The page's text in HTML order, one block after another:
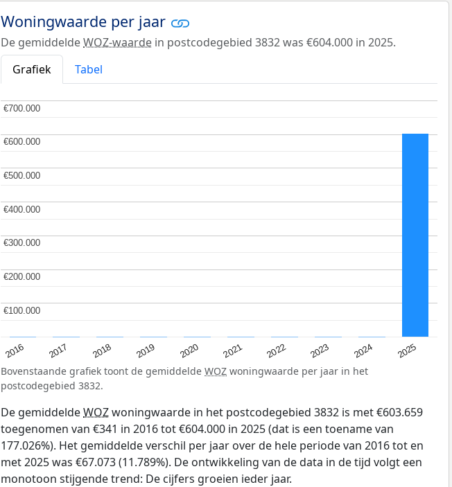
Woningwaarde per jaar
De gemiddeldeWOZ-waarde in postcodegebied 3832 was €604.000 in 2025.
Grafiek
Tabel
2016 2017 2018 2019 2020 2021 2022 2023 2024 2025
€100.000
€100.000
€200.000
€200.000
€300.000
€300.000
€400.000
€400.000
€500.000
€500.000
€600.000
€600.000
€700.000
€700.000
Bovenstaande grafiek toont de gemiddelde WOZ woningwaarde per jaar in het
postcodegebied 3832.
De gemiddeldeWOZwoningwaarde in het postcodegebied 3832 is met €603.659
toegenomen van €341 in 2016 tot €604.000 in 2025 (dat is een toename van
177.026%). Het gemiddelde verschil per jaar over de hele periode van 2016 tot en
met 2025 was €67.073 (11.789%). De ontwikkeling van de data in de tijd volgt een
monotoon stijgende trend: De cijfers groeien ieder jaar.